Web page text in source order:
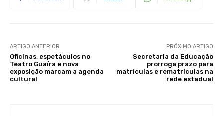
ARTIGO ANTERIOR
Oficinas, espetáculos no
Teatro Guaíra e nova
exposição marcam a agenda
cultural
PRÓXIMO ARTIGO
Secretaria da Educação
prorroga prazo para
matrículas e rematrículas na
rede estadual